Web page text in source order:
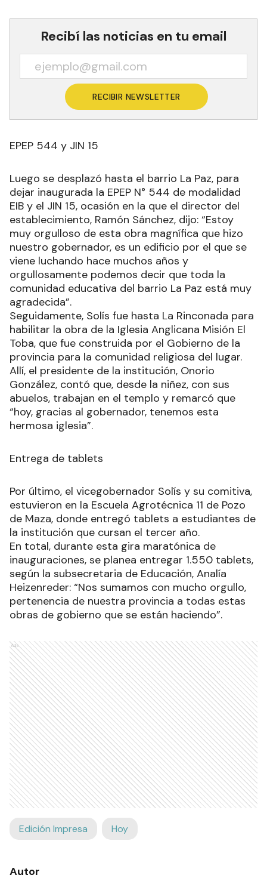
Recibí las noticias en tu email
RECIBIR NEWSLETTER
EPEP 544 y JIN 15
Luego se desplazó hasta el barrio La Paz, para
dejar inaugurada la EPEP N° 544 de modalidad
EIB y el JIN 15, ocasión en la que el director del
establecimiento, Ramón Sánchez, dijo: “Estoy
muy orgulloso de esta obra magnífica que hizo
nuestro gobernador, es un edificio por el que se
viene luchando hace muchos años y
orgullosamente podemos decir que toda la
comunidad educativa del barrio La Paz está muy
agradecida”.
Seguidamente, Solís fue hasta La Rinconada para
habilitar la obra de la Iglesia Anglicana Misión El
Toba, que fue construida por el Gobierno de la
provincia para la comunidad religiosa del lugar.
Allí, el presidente de la institución, Onorio
González, contó que, desde la niñez, con sus
abuelos, trabajan en el templo y remarcó que
“hoy, gracias al gobernador, tenemos esta
hermosa iglesia”.
Entrega de tablets
Por último, el vicegobernador Solís y su comitiva,
estuvieron en la Escuela Agrotécnica 11 de Pozo
de Maza, donde entregó tablets a estudiantes de
la institución que cursan el tercer año.
En total, durante esta gira maratónica de
inauguraciones, se planea entregar 1.550 tablets,
según la subsecretaria de Educación, Analía
Heizenreder: “Nos sumamos con mucho orgullo,
pertenencia de nuestra provincia a todas estas
obras de gobierno que se están haciendo”.
Ads
Edición Impresa Hoy
Autor